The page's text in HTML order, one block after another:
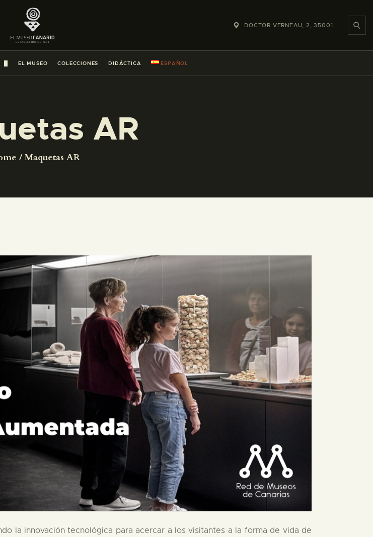
DOCTOR VERNEAU, 2, 35001
EL MUSEO COLECCIONES DIDÁCTICA ESPAÑOL
AR
Maquetas AR
VISITA
la innovación tecnológica para acercar a los visitantes a la forma de vida de